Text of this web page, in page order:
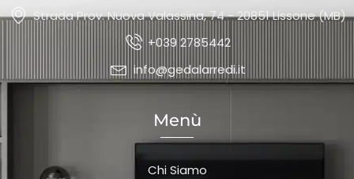
Strada Prov. Nuova Valassina, 74 - 20851 Lissone (MB)
+039 2785442
info@gedalarredi.it
Menù
Chi Siamo